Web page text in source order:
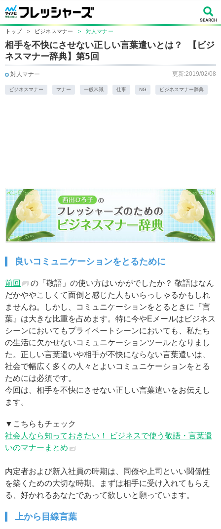
トップ > ビジネスマナー > 対人マナー
相手を不快にさせない正しい言葉遣いとは？ 【ビジ
ネスマナー辞典】第5回
対人マナー 更新:2019/02/08
ビジネスマナー マナー 一般常識 仕事 NG ビジネスマナー辞典
良いコミュニケーションをとるために
前回
の「敬語」の使い方はいかがでしたか？ 敬語はなん
だかややこしくて面倒と感じた人もいらっしゃるかもしれ
ませんね。しかし、コミュニケーションをとるときに『言
葉』は大きな比重を占めます。特に今やEメールはビジネス
シーンにおいてもプライベートシーンにおいても、私たち
の生活に欠かせないコミュニケーションツールとなりまし
た。正しい言葉遣いや相手が不快にならない言葉遣いは、
社会で幅広く多くの人々とよいコミュニケーションをとる
ためには必須です。
今回は、相手を不快にさせない正しい言葉遣いをお伝えし
ます。
▼こちらもチェック
社会人なら知っておきたい！ ビジネスで使う敬語・言葉遣
いのマナーまとめ
内定者および新入社員の時期は、同僚や上司といい関係性
を築くための大切な時期。まずは相手に受け入れてもらえ
る、好かれるあなたであって欲しいと願っています。
上から目線言葉